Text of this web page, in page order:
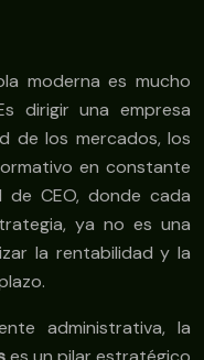
moderna es mucho
dirigir una empresa
de los mercados, los
en constante
de CEO, donde cada
ya no es una
la rentabilidad y la
administrativa, la